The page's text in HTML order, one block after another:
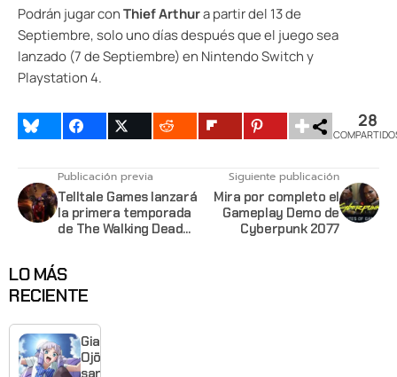
Podrán jugar conThief Arthura partir del 13 de
Septiembre, solo uno días después que el juego sea
lanzado (7 de Septiembre) en Nintendo Switch y
Playstation 4.
28
Publicación previa
Telltale Games lanzará
la primera temporada
de The Walking Dead
Siguiente publicación
Mira por completo el
Gameplay Demo de
Cyberpunk 2077
LO MÁS
RECIENTE
Giant
Ojō-
sama